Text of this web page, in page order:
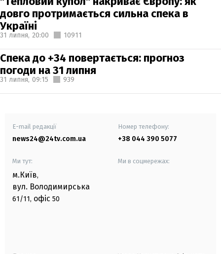
довго протримається сильна спека в
Україні
31 липня, 20:00 10911
Спека до +34 повертається: прогноз
погоди на 31 липня
31 липня, 09:15 939
E-mail редакції
news24@24tv.com.ua
Номер телефону:
+38 044 390 5077
Ми тут:
м.Київ,
вул. Володимирська
61/11, офіс 50
Ми в соцмережах: